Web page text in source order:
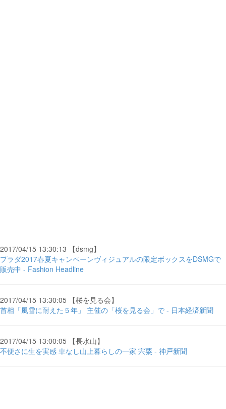
2017/04/15 13:30:13 【dsmg】
プラダ2017春夏キャンペーンヴィジュアルの限定ボックスをDSMGで
販売中 - Fashion Headline
2017/04/15 13:30:05 【桜を見る会】
首相「風雪に耐えた５年」 主催の「桜を見る会」で - 日本経済新聞
2017/04/15 13:00:05 【長水山】
不便さに生を実感 車なし山上暮らしの一家 宍粟 - 神戸新聞